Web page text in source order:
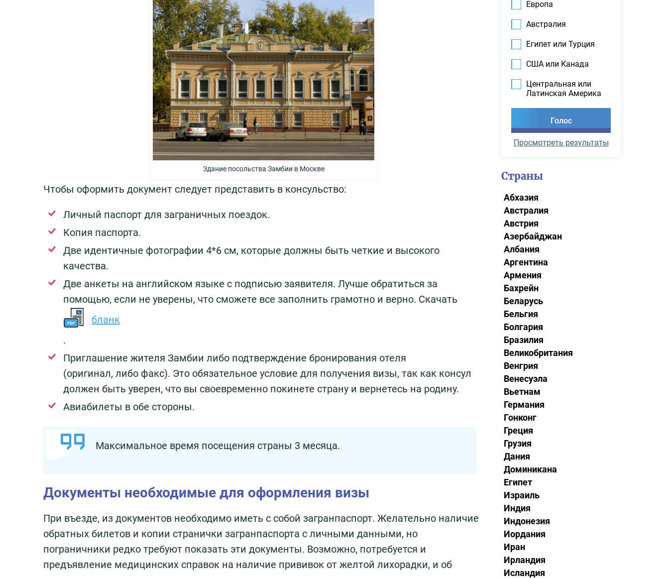
Здание посольства Замбии в Москве
Чтобы оформить документ следует представить в консульство:
Личный паспорт для заграничных поездок.
Копия паспорта.
Две идентичные фотографии 4*6 см, которые должны быть четкие и высокого
качества.
Две анкеты на английском языке с подписью заявителя. Лучше обратиться за
помощью, если не уверены, что сможете все заполнить грамотно и верно. Скачать
бланк
.
Приглашение жителя Замбии либо подтверждение бронирования отеля
(оригинал, либо факс). Это обязательное условие для получения визы, так как консул
должен быть уверен, что вы своевременно покинете страну и вернетесь на родину.
Авиабилеты в обе стороны.
Максимальное время посещения страны 3 месяца.
Документы необходимые для оформления визы
При въезде, из документов необходимо иметь с собой загранпаспорт. Желательно наличие
обратных билетов и копии странички загранпаспорта с личными данными, но
пограничники редко требуют показать эти документы. Возможно, потребуется и
предъявление медицинских справок на наличие прививок от желтой лихорадки, и об
Европа
Австралия
Египет или Турция
США или Канада
Центральная или
Латинская Америка
Просмотреть результаты
Страны
Абхазия
Австралия
Австрия
Азербайджан
Албания
Аргентина
Армения
Бахрейн
Беларусь
Бельгия
Болгария
Бразилия
Великобритания
Венгрия
Венесуэла
Вьетнам
Германия
Гонконг
Греция
Грузия
Дания
Доминикана
Египет
Израиль
Индия
Индонезия
Иордания
Иран
Ирландия
Исландия